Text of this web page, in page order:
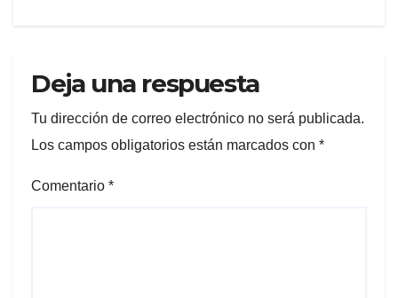
Deja una respuesta
Tu dirección de correo electrónico no será publicada.
Los campos obligatorios están marcados con *
Comentario *